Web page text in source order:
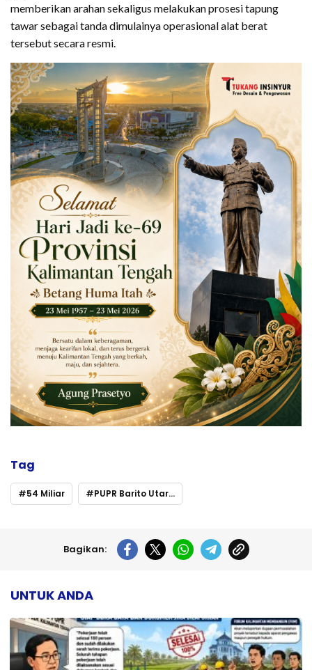
memberikan arahan sekaligus melakukan prosesi tapung
tawar sebagai tanda dimulainya operasional alat berat
tersebut secara resmi.
Tag
54 Miliar PUPR Barito Utara Terima Tiga Set Alat Berat Senilai Rp33
Bagikan:
UNTUK ANDA